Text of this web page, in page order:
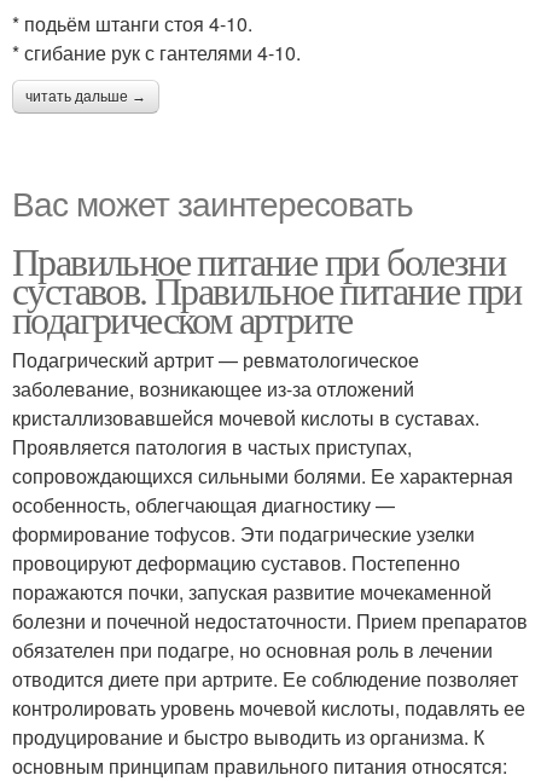
* подьём штанги стоя 4-10.
* сгибание рук с гантелями 4-10.
читать дальше →
Вас может заинтересовать
Правильное питание при болезни
суставов. Правильное питание при
подагрическом артрите
Подагрический артрит — ревматологическое
заболевание, возникающее из-за отложений
кристаллизовавшейся мочевой кислоты в суставах.
Проявляется патология в частых приступах,
сопровождающихся сильными болями. Ее характерная
особенность, облегчающая диагностику —
формирование тофусов. Эти подагрические узелки
провоцируют деформацию суставов. Постепенно
поражаются почки, запуская развитие мочекаменной
болезни и почечной недостаточности. Прием препаратов
обязателен при подагре, но основная роль в лечении
отводится диете при артрите. Ее соблюдение позволяет
контролировать уровень мочевой кислоты, подавлять ее
продуцирование и быстро выводить из организма. К
основным принципам правильного питания относятся: